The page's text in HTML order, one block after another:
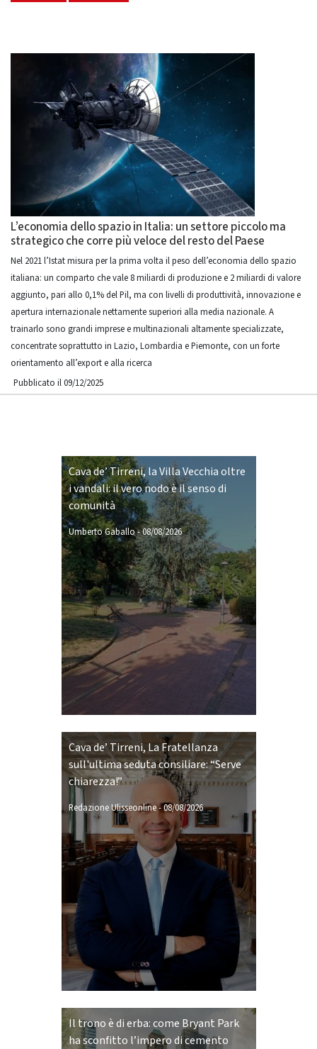
L’economia dello spazio in Italia: un settore piccolo ma
strategico che corre più veloce del resto del Paese
Nel 2021 l’Istat misura per la prima volta il peso dell’economia dello spazio
italiana: un comparto che vale 8 miliardi di produzione e 2 miliardi di valore
aggiunto, pari allo 0,1% del Pil, ma con livelli di produttività, innovazione e
apertura internazionale nettamente superiori alla media nazionale. A
trainarlo sono grandi imprese e multinazionali altamente specializzate,
concentrate soprattutto in Lazio, Lombardia e Piemonte, con un forte
orientamento all’export e alla ricerca
Pubblicato il 09/12/2025
Cava de’ Tirreni, la Villa Vecchia oltre
i vandali: il vero nodo è il senso di
comunità
Umberto Gaballo-08/08/2026
Cava de’ Tirreni, La Fratellanza
sull'ultima seduta consiliare: “Serve
chiarezza!”
Redazione Ulisseonline-08/08/2026
Il trono è di erba: come Bryant Park
ha sconfitto l’impero di cemento